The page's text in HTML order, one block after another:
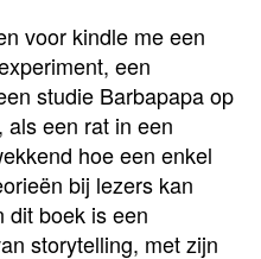
voor kindle me een
een
studie Barbapapa op
als een rat in een
hoe een enkel
bij lezers kan
dit boek is een
storytelling, met zijn